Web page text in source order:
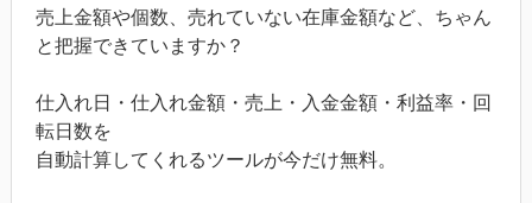
売上金額や個数、売れていない在庫金額など、ちゃん
と把握できていますか？
仕入れ日・仕入れ金額・売上・入金金額・利益率・回
転日数を
自動計算してくれるツールが今だけ無料。